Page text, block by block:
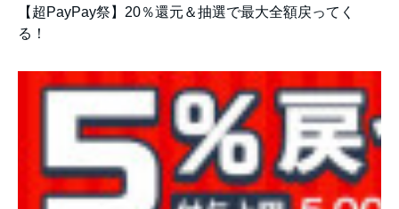
【超PayPay祭】20％還元＆抽選で最大全額戻ってく
る！